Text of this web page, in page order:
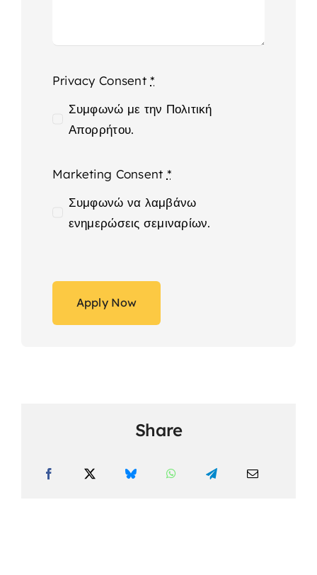
Privacy Consent*
Συμφωνώ με την Πολιτική
Απορρήτου.
Marketing Consent *
Συμφωνώ να λαμβάνω
ενημερώσεις σεμιναρίων.
Apply Now
Share